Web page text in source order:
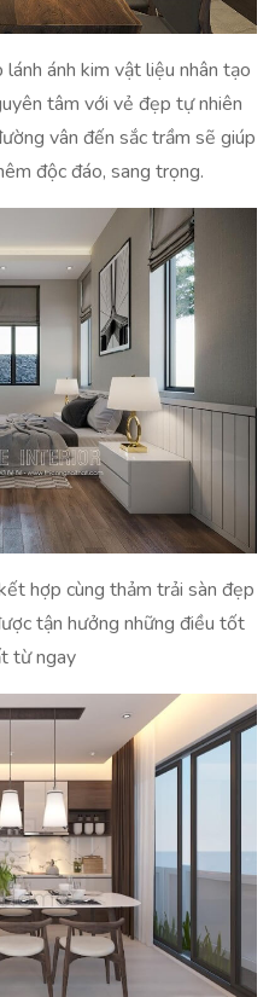
ánh kim vật liệu nhân tạo
tâm với vẻ đẹp tự nhiên
vân đến sắc trầm sẽ giúp
độc đáo, sang trọng.
hợp cùng thảm trải sàn đẹp
tận hưởng những điều tốt
từ ngay